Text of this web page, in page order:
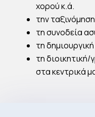
χορού κ.ά.
την
τη συνοδεία
τη
τη
στα κεντρικά